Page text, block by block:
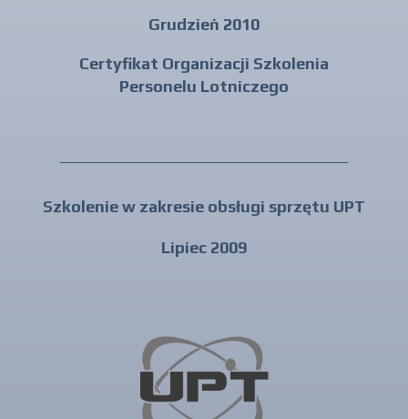
Grudzień 2010
Certyfikat Organizacji Szkolenia
Personelu Lotniczego
Szkolenie w zakresie obsługi sprzętu UPT
Lipiec 2009